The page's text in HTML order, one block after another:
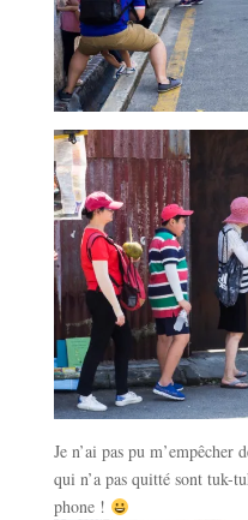
Je n’ai pas pu m’empêcher
qui n’a pas quitté sont tuk-
phone !